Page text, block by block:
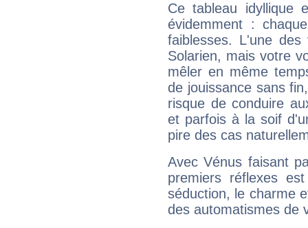
Ce tableau idyllique
évidemment :
faiblesses. L'une
Solarien, mais votre
mêler en même
de jouissance sans
risque de conduire
et parfois à la soif
pire des cas
Avec Vénus faisant
premiers réflexes
séduction, le charme
des automatismes de